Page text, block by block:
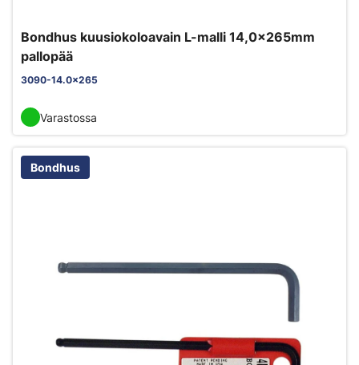
Bondhus kuusiokoloavain L-malli 14,0x265mm
pallopää
3090-14.0x265
Varastossa
Bondhus